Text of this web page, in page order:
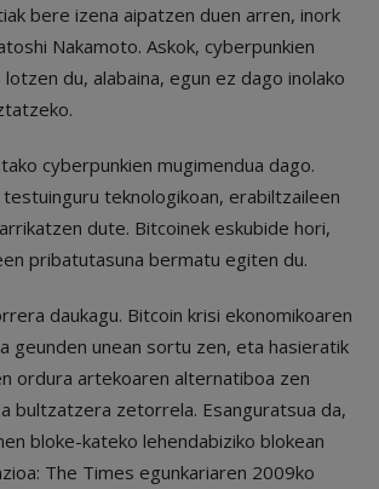
bere izena aipatzen duen arren, inork
Nakamoto. Askok, cyberpunkien
du, alabaina, egun ez dago inolako
cyberpunkien mugimendua dago.
teknologikoan, erabiltzaileen
dute. Bitcoinek eskubide hori,
pribatutasuna bermatu egiten du.
daukagu. Bitcoin krisi ekonomikoaren
geunden unean sortu zen, eta hasieratik
ordura artekoaren alternatiboa zen
bultzatzera zetorrela. Esanguratsua da,
bloke-kateko lehendabiziko blokean
The Times egunkariaren 2009ko